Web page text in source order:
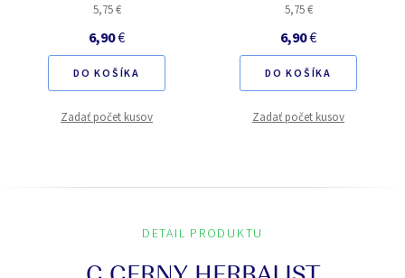
5,75 €
6,90€
DO KOŠÍKA
Zadať počet kusov
5,75 €
6,90€
DO KOŠÍKA
Zadať počet kusov
DETAIL PRODUKTU